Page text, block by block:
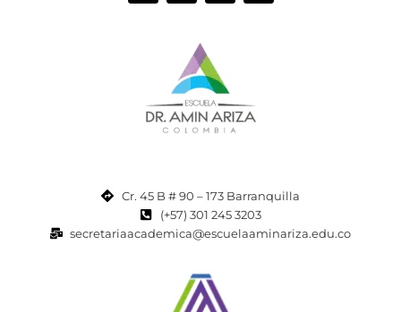
Cr. 45 B # 90 – 173 Barranquilla
(+57) 301 245 3203
secretariaacademica@escuelaaminariza.edu.co